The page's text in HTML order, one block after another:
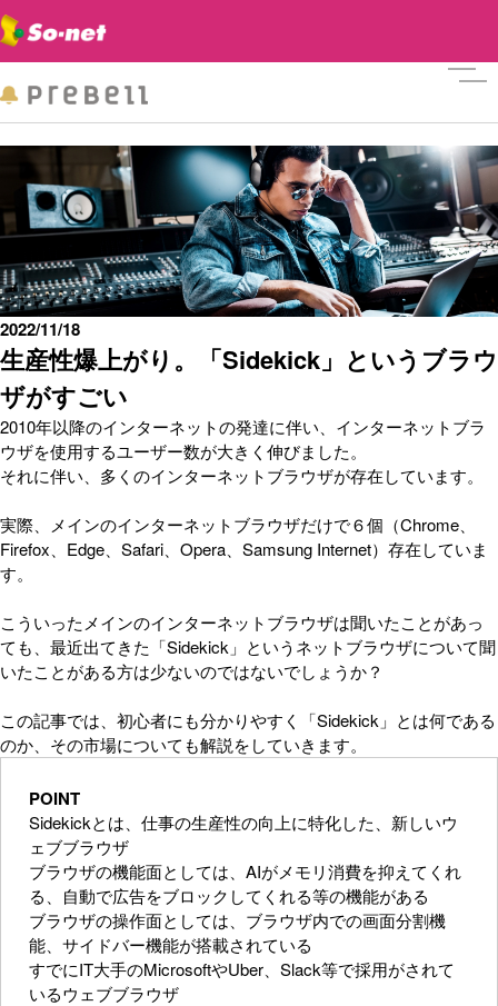
生産性爆上がり。「Sidekick」というブラウ
ザがすごい
2022/11/18
2010年以降のインターネットの発達に伴い、インターネットブラ
ウザを使用するユーザー数が大きく伸びました。
それに伴い、多くのインターネットブラウザが存在しています。
実際、メインのインターネットブラウザだけで６個（Chrome、
Firefox、Edge、Safari、Opera、Samsung Internet）存在していま
す。
こういったメインのインターネットブラウザは聞いたことがあっ
ても、最近出てきた「Sidekick」というネットブラウザについて聞
いたことがある方は少ないのではないでしょうか？
この記事では、初心者にも分かりやすく「Sidekick」とは何である
のか、その市場についても解説をしていきます。
POINT
Sidekickとは、仕事の生産性の向上に特化した、新しいウ
ェブブラウザ
ブラウザの機能面としては、AIがメモリ消費を抑えてくれ
る、自動で広告をブロックしてくれる等の機能がある
ブラウザの操作面としては、ブラウザ内での画面分割機
能、サイドバー機能が搭載されている
すでにIT大手のMicrosoftやUber、Slack等で採用がされて
いるウェブブラウザ